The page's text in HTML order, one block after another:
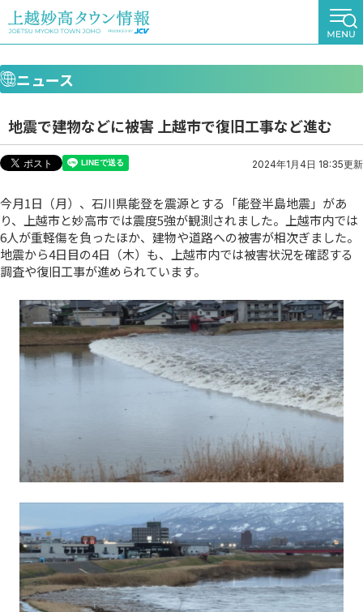
ニュース
地震で建物などに被害 上越市で復旧工事など進む
2024年1月4日 18:35更新
今月1日（月）、石川県能登を震源とする「能登半島地震」があ
り、上越市と妙高市では震度5強が観測されました。上越市内では
6人が重軽傷を負ったほか、建物や道路への被害が相次ぎました。
地震から4日目の4日（木）も、上越市内では被害状況を確認する
調査や復旧工事が進められています。